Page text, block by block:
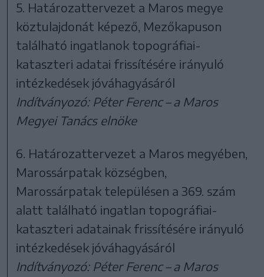
5. Határozattervezet a Maros megye
köztulajdonát képező, Mezőkapuson
található ingatlanok topográfiai-
kataszteri adatai frissítésére irányuló
intézkedések jóváhagyásáról
Indítványozó: Péter Ferenc – a Maros
Megyei Tanács elnöke
6. Határozattervezet a Maros megyében,
Marossárpatak községben,
Marossárpatak településen a 369. szám
alatt található ingatlan topográfiai-
kataszteri adatainak frissítésére irányuló
intézkedések jóváhagyásáról
Indítványozó: Péter Ferenc – a Maros